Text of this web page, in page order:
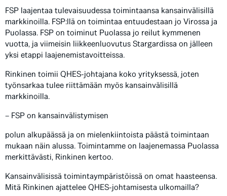
FSP laajentaa tulevaisuudessa toimintaansa kansainvälisillä
markkinoilla. FSP:llä on toimintaa entuudestaan jo Virossa ja
Puolassa. FSP on toiminut Puolassa jo reilut kymmenen
vuotta, ja viimeisin liikkeenluovutus Stargardissa on jälleen
yksi etappi laajenemistavoitteissa.
Rinkinen toimii QHES-johtajana koko yrityksessä, joten
työnsarkaa tulee riittämään myös kansainvälisillä
markkinoilla.
– FSP on kansainvälistymisen
polun alkupäässä ja on mielenkiintoista päästä toimintaan
mukaan näin alussa. Toimintamme on laajenemassa Puolassa
merkittävästi, Rinkinen kertoo.
Kansainvälisissä toimintaympäristöissä on omat haasteensa.
Mitä Rinkinen ajattelee QHES-johtamisesta ulkomailla?